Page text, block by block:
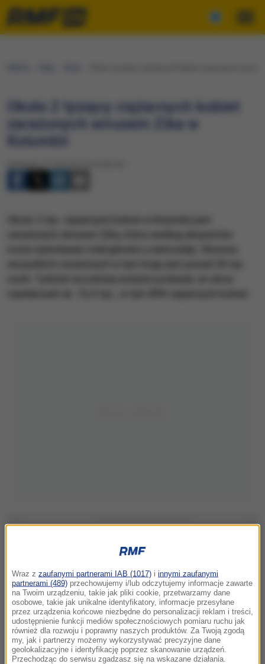
Około 2 tysięcy ciężarnych kobiet
zarażonych wirusem Zika w
Kolumbii
Wraz z zaufanymi partnerami IAB (1017) i innymi zaufanymi
partnerami (489) przechowujemy i/lub odczytujemy informacje zawarte
na Twoim urządzeniu, takie jak pliki cookie, przetwarzamy dane
osobowe, takie jak unikalne identyfikatory, informacje przesyłane
przez urządzenia końcowe niezbędne do personalizacji reklam i treści,
udostępnienie funkcji mediów społecznościowych pomiaru ruchu jak
również dla rozwoju i poprawny naszych produktów. Za Twoją zgodą
my, jak i partnerzy możemy wykorzystywać precyzyjne dane
geolokalizacyjne i identyfikację poprzez skanowanie urządzeń.
Przechodząc do serwisu zgadzasz się na wskazane działania.